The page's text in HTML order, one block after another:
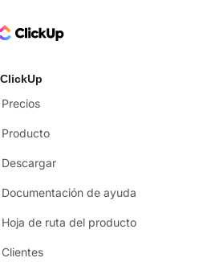
Logo
ClickUp
Precios
Producto
Descargar
Documentación de ayuda
Hoja de ruta del producto
Clientes